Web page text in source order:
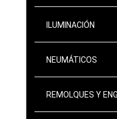
ILUMINACIÓN
NEUMÁTICOS
REMOLQUES Y